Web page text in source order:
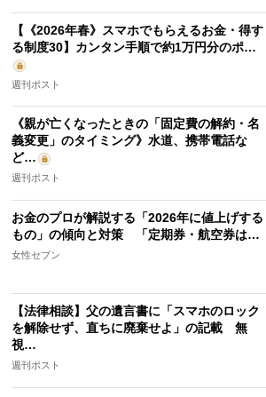
【《2026年春》スマホでもらえるお金・得す
る制度30】カンタン手順で約1万円分のポ…
週刊ポスト
《親が亡くなったときの「固定費の解約・名
義変更」のタイミング》水道、携帯電話な
ど…
週刊ポスト
お金のプロが解説する「2026年に値上げする
もの」の傾向と対策 「定期券・航空券は…
女性セブン
【法律相談】父の遺言書に「スマホのロック
を解除せず、直ちに廃棄せよ」の記載 無
視…
週刊ポスト